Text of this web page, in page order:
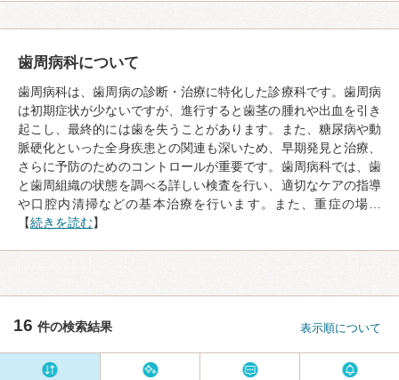
歯周病科について
歯周病科は、歯周病の診断・治療に特化した診療科です。歯周病
は初期症状が少ないですが、進行すると歯茎の腫れや出血を引き
起こし、最終的には歯を失うことがあります。また、糖尿病や動
脈硬化といった全身疾患との関連も深いため、早期発見と治療、
さらに予防のためのコントロールが重要です。歯周病科では、歯
と歯周組織の状態を調べる詳しい検査を行い、適切なケアの指導
や口腔内清掃などの基本治療を行います。また、重症の場…
【続きを読む】
16 件の検索結果 表示順について